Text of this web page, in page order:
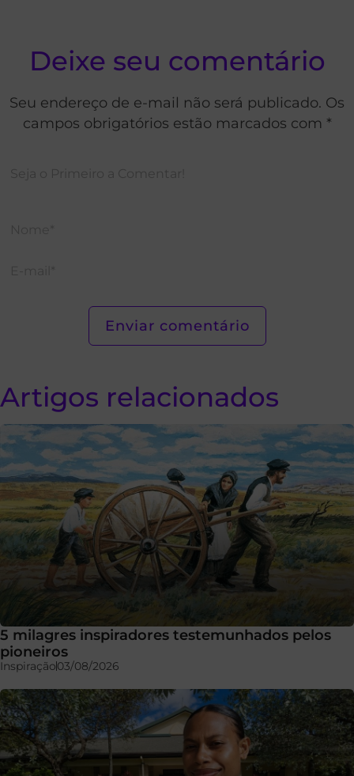
Deixe seu comentário
Seu endereço de e-mail não será publicado. Os
campos obrigatórios estão marcados com *
Artigos relacionados
5 milagres inspiradores testemunhados pelos
pioneiros
Inspiração03/08/2026